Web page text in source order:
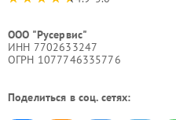
ООО "Русервис"
ИНН 7702633247
ОГРН 1077746335776
Поделиться в соц. сетях: